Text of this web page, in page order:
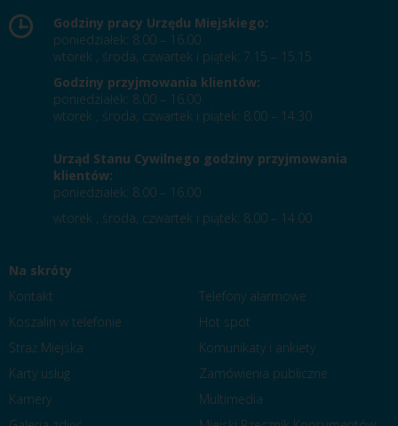
Godziny pracy Urzędu Miejskiego:
poniedziałek: 8.00 – 16.00
wtorek , środa, czwartek i piątek: 7.15 – 15.15
Godziny przyjmowania klientów:
poniedziałek: 8.00 – 16.00
wtorek , środa, czwartek i piątek: 8.00 – 14.30
Urząd Stanu Cywilnego godziny przyjmowania
klientów:
poniedziałek: 8.00 – 16.00
wtorek , środa, czwartek i piątek: 8.00 – 14.00
Na skróty
Kontakt
Telefony alarmowe
Koszalin w telefonie
Hot spot
Straż Miejska
Komunikaty i ankiety
Karty usług
Zamówienia publiczne
Kamery
Multimedia